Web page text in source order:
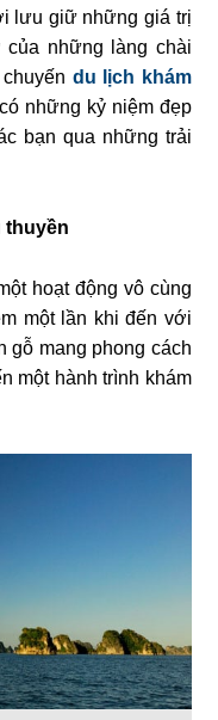
lưu giữ những giá trị
những làng chài
du lịch khám
những kỷ niệm đẹp
bạn qua những trải
thuyền
hoạt động vô cùng
một lần khi đến với
gỗ mang phong cách
một hành trình khám